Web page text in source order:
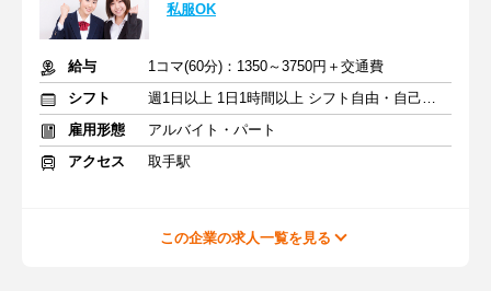
私服OK
給与
1コマ(60分)：1350～3750円＋交通費
シフト
週1日以上 1日1時間以上 シフト自由・自己申告
雇用形態
アルバイト・パート
アクセス
取手駅
この企業の求人一覧を見る